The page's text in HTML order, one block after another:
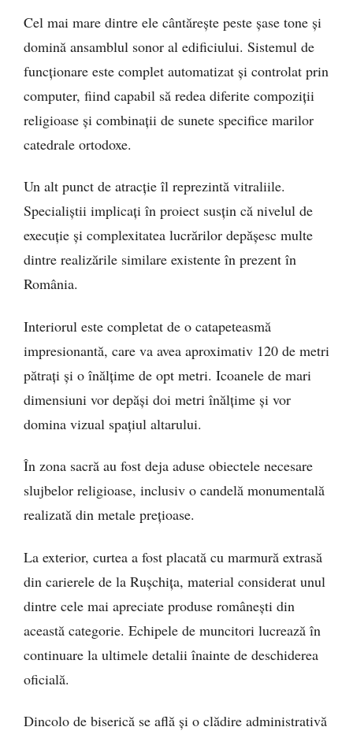
Cel mai mare dintre ele cântărește peste șase tone și
domină ansamblul sonor al edificiului. Sistemul de
funcționare este complet automatizat și controlat prin
computer, fiind capabil să redea diferite compoziții
religioase și combinații de sunete specifice marilor
catedrale ortodoxe.
Un alt punct de atracție îl reprezintă vitraliile.
Specialiștii implicați în proiect susțin că nivelul de
execuție și complexitatea lucrărilor depășesc multe
dintre realizările similare existente în prezent în
România.
Interiorul este completat de o catapeteasmă
impresionantă, care va avea aproximativ 120 de metri
pătrați și o înălțime de opt metri. Icoanele de mari
dimensiuni vor depăși doi metri înălțime și vor
domina vizual spațiul altarului.
În zona sacră au fost deja aduse obiectele necesare
slujbelor religioase, inclusiv o candelă monumentală
realizată din metale prețioase.
La exterior, curtea a fost placată cu marmură extrasă
din carierele de la Rușchița, material considerat unul
dintre cele mai apreciate produse românești din
această categorie. Echipele de muncitori lucrează în
continuare la ultimele detalii înainte de deschiderea
oficială.
Dincolo de biserică se află și o clădire administrativă